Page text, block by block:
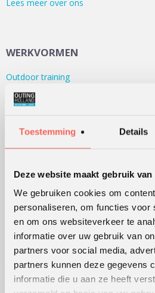
Toestemming Details
Deze website maakt gebruik van
We gebruiken cookies om
personaliseren, om functies voor
en om ons websiteverkeer te
informatie over uw gebruik van
partners voor social media,
partners kunnen deze gegevens
informatie die u aan ze heeft
Lees meer over ons
WERKVORMEN
Outdoor training
Serious games
Teamontwikkeling
Persoonlijke ontwikkeling
KLANTWAARDERING
Leeshierde beoordelingen van
WERKWIJZE